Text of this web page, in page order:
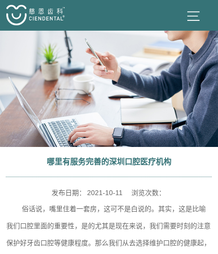
哪里有服务完善的深圳口腔医疗机构
发布日期： 2021-10-11 浏览次数：
俗话说，嘴里住着一套房，这可不是白说的。其实，这是比喻
我们口腔里面的重要性，是的尤其是现在来说，我们需要时刻的注意
保护好牙齿口腔等健康程度。那么我们从去选择维护口腔的健康起，